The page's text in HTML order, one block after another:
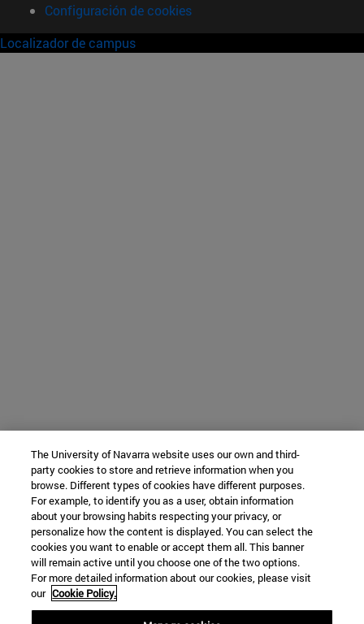
Configuración de cookies
Localizador de campus
The University of Navarra website uses our own and third-
party cookies to store and retrieve information when you
browse. Different types of cookies have different purposes.
For example, to identify you as a user, obtain information
about your browsing habits respecting your privacy, or
personalize how the content is displayed. You can select the
cookies you want to enable or accept them all. This banner
will remain active until you choose one of the two options.
For more detailed information about our cookies, please visit
our Cookie Policy.